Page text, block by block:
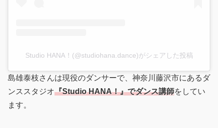
Studio HANA！(@studiohana.dance)がシェアした投稿
島雄泰枝さんは現役のダンサーで、神奈川藤沢市にあるダ
ンススタジオ『Studio HANA！』でダンス講師をしてい
ます。